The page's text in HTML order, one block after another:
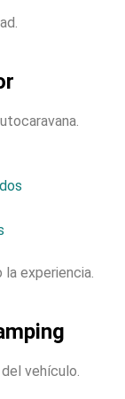
experiencia.
vehículo.